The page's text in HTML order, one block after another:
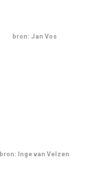
bron: Jan Vos
bron: Inge van Velzen